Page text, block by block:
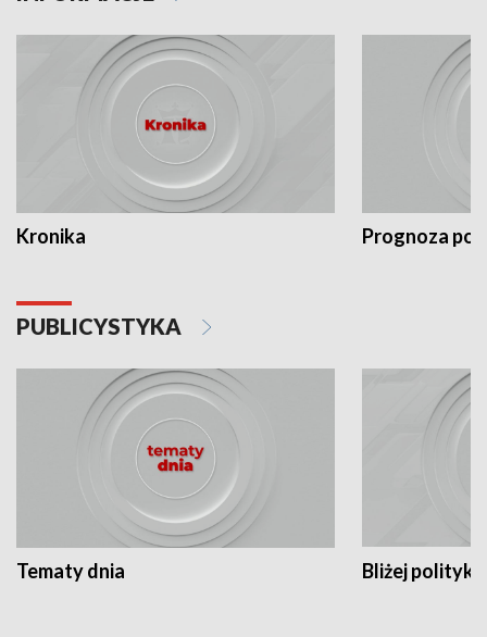
Kronika Prognoza
PUBLICYSTYKA
Tematy dnia Bliżej polityki